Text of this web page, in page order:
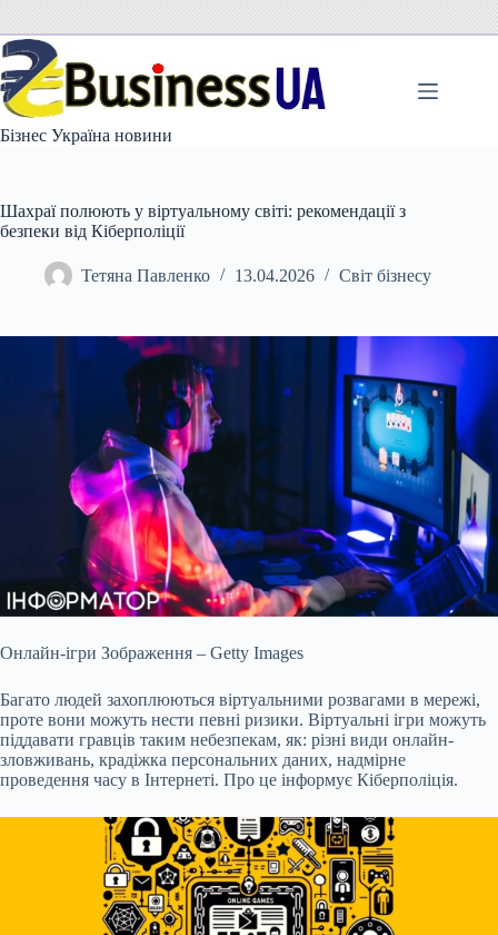
вмісту
Бізнес Україна новини
Шахраї полюють у віртуальному світі: рекомендації з
безпеки від Кіберполіції
Тетяна Павленко 13.04.2026 Світ бізнесу
Онлайн-ігри Зображення – Getty Images
Багато людей захоплюються віртуальними розвагами в мережі,
проте вони можуть нести певні ризики. Віртуальні ігри можуть
піддавати гравців таким небезпекам, як: різні види онлайн-
зловживань, крадіжка персональних даних, надмірне
проведення часу в Інтернеті. Про це інформує Кіберполіція.